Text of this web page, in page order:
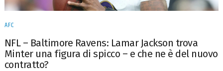
AFC
NFL – Baltimore Ravens: Lamar Jackson trova
Minter una figura di spicco – e che ne è del nuovo
contratto?